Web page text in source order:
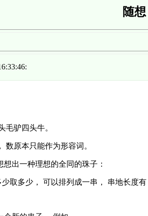
随
毛驴四头牛。
数原本只能作为形容词。
出一种理想的全同的珠子：
取多少， 可以排列成一串， 串地长度有